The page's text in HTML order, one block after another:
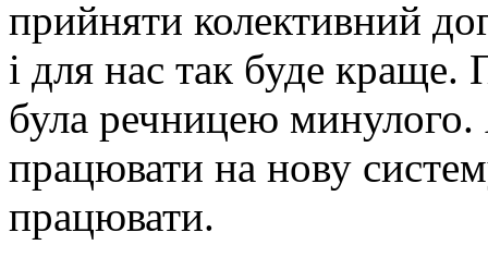
прийняти колективний
і для нас так буде краще.
була речницею
працювати на нову
працювати.